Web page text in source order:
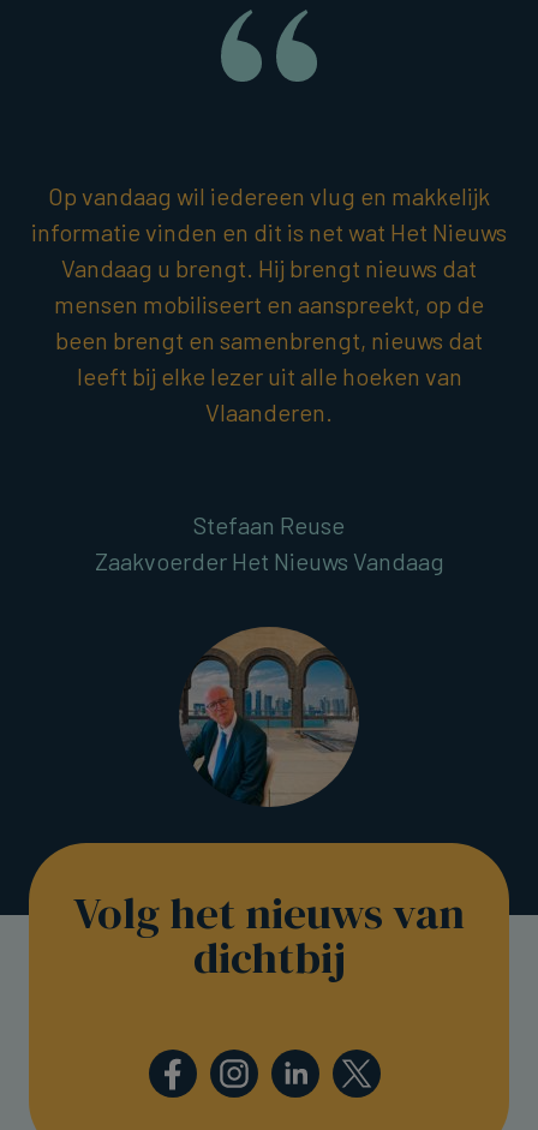
Op vandaag wil iedereen vlug en makkelijk
informatie vinden en dit is net wat Het Nieuws
Vandaag u brengt. Hij brengt nieuws dat
mensen mobiliseert en aanspreekt, op de
been brengt en samenbrengt, nieuws dat
leeft bij elke lezer uit alle hoeken van
Vlaanderen.
Stefaan Reuse
Zaakvoerder Het Nieuws Vandaag
Volg het nieuws van
dichtbij